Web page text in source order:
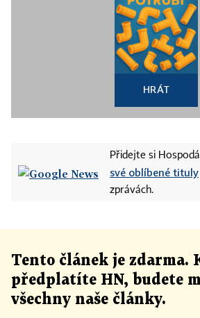
HRÁT
Přidejte si
své oblíbené tituly
zprávách.
Tento článek je zdarma.
předplatíte HN, budete
všechny naše články.